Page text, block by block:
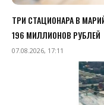
ТРИ СТАЦИОНАРА В
196 МИЛЛИОНОВ РУБЛЕЙ
07.08.2026, 17:11